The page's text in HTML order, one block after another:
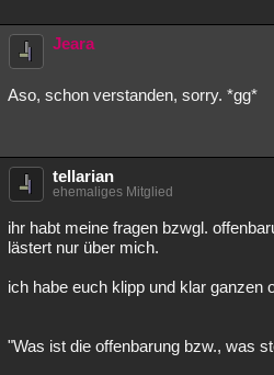
Jeara
Aso, schon verstanden, sorry. *gg*
tellarian
ehemaliges Mitglied
ihr habt meine fragen bzwgl.
lästert nur über mich.
ich habe euch klipp und klar ganzen
"Was ist die offenbarung bzw., was